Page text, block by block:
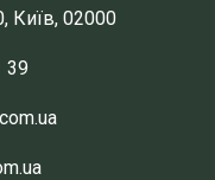
Київ, 02000
39